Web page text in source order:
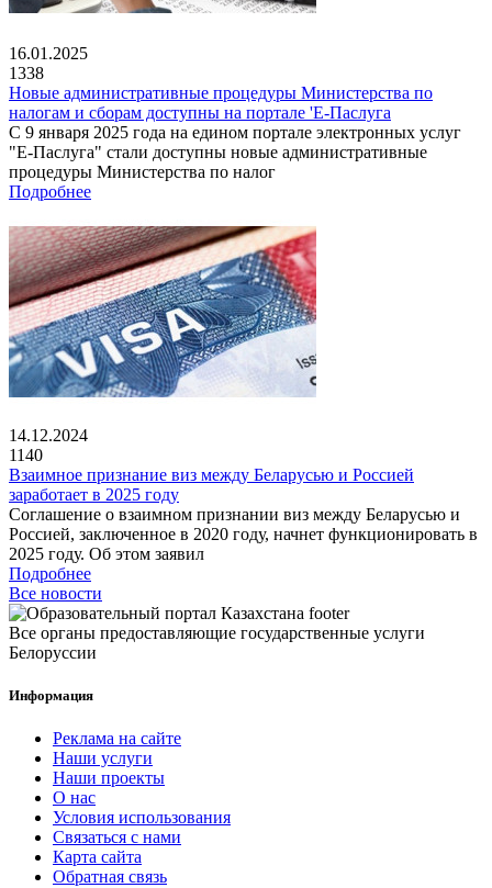
16.01.2025
1338
Новые административные процедуры Министерства по
налогам и сборам доступны на портале 'Е-Паслуга
С 9 января 2025 года на едином портале электронных услуг
"Е-Паслуга" стали доступны новые административные
процедуры Министерства по налог
Подробнее
14.12.2024
1140
Взаимное признание виз между Беларусью и Россией
заработает в 2025 году
Соглашение о взаимном признании виз между Беларусью и
Россией, заключенное в 2020 году, начнет функционировать в
2025 году. Об этом заявил
Подробнее
Все новости
Все органы предоставляющие государственные услуги
Белоруссии
Информация
Реклама на сайте
Наши услуги
Наши проекты
О нас
Условия использования
Связаться с нами
Карта сайта
Обратная связь